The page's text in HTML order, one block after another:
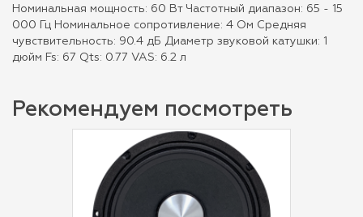
Номинальная мощность: 60 Вт Частотный диапазон: 65 - 15
000 Гц Номинальное сопротивление: 4 Ом Средняя
чувствительность: 90.4 дБ Диаметр звуковой катушки: 1
дюйм Fs: 67 Qts: 0.77 VAS: 6.2 л
Рекомендуем посмотреть